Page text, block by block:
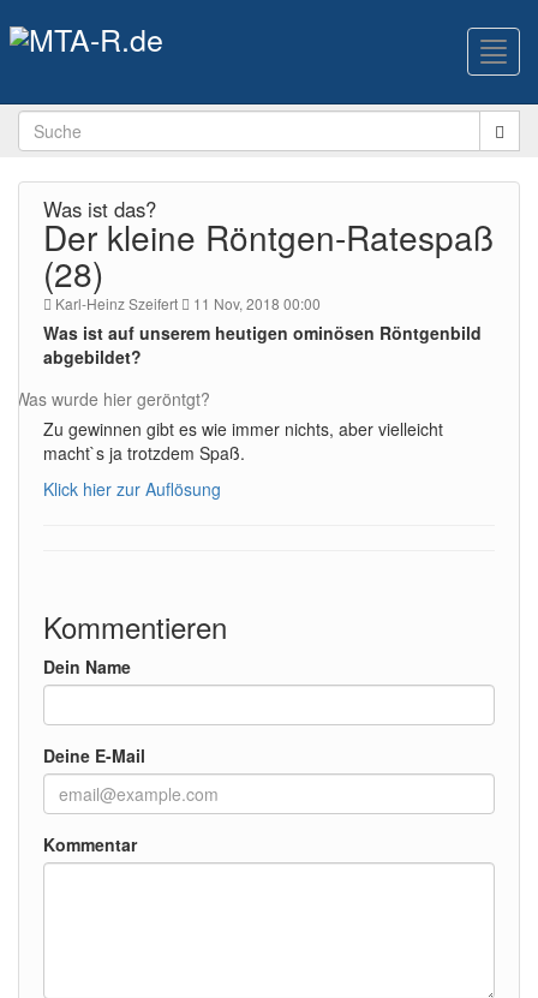
Was ist das?
Der kleine Röntgen-Ratespaß
(28)
Karl-Heinz Szeifert 11 Nov, 2018 00:00
Was ist auf unserem heutigen ominösen Röntgenbild
abgebildet?
Was wurde hier geröntgt?
Zu gewinnen gibt es wie immer nichts, aber vielleicht
macht`s ja trotzdem Spaß.
Klick hier zur Auflösung
Kommentieren
Dein Name
Deine E-Mail
Kommentar